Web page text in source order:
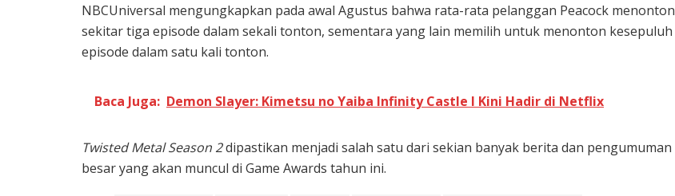
NBCUniversal mengungkapkan pada awal Agustus bahwa rata-rata pelanggan Peacock menonton
sekitar tiga episode dalam sekali tonton, sementara yang lain memilih untuk menonton kesepuluh
episode dalam satu kali tonton.
Baca Juga: Demon Slayer: Kimetsu no Yaiba Infinity Castle I Kini Hadir di Netflix
Twisted Metal Season 2dipastikan menjadi salah satu dari sekian banyak berita dan pengumuman
besar yang akan muncul di Game Awards tahun ini.